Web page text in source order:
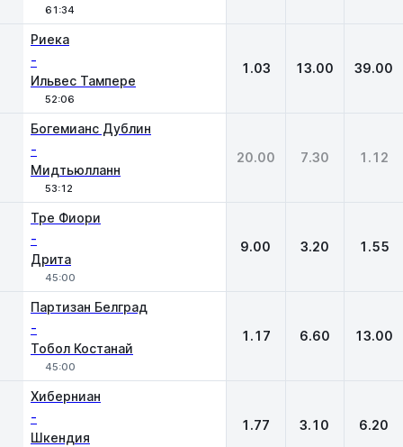
61:34
Риека
-
Ильвес Тампере
52:06
1.03 13.00 39.00
Богемианс Дублин
-
Мидтьюлланн
53:12
20.00 7.30 1.12
Тре Фиори
-
Дрита
45:00
9.00 3.20 1.55
Партизан Белград
-
Тобол Костанай
45:00
1.17 6.60 13.00
Хиберниан
-
Шкендия
1.77 3.10 6.20